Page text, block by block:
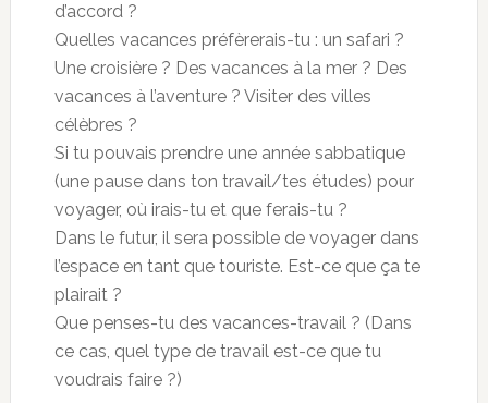
d’accord ?
Quelles vacances préfèrerais-tu : un safari ?
Une croisière ? Des vacances à la mer ? Des
vacances à l’aventure ? Visiter des villes
célèbres ?
Si tu pouvais prendre une année sabbatique
(une pause dans ton travail/tes études) pour
voyager, où irais-tu et que ferais-tu ?
Dans le futur, il sera possible de voyager dans
l’espace en tant que touriste. Est-ce que ça te
plairait ?
Que penses-tu des vacances-travail ? (Dans
ce cas, quel type de travail est-ce que tu
voudrais faire ?)